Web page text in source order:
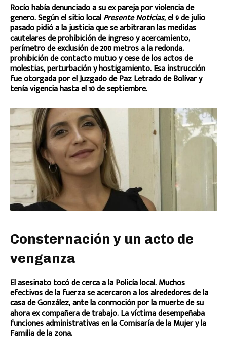
Rocío había denunciado a su ex pareja por violencia de
genero. Según el sitio localPresente Noticias, el 9 de julio
pasado pidió a la justicia que se arbitraran las medidas
cautelares de prohibición de ingreso y acercamiento,
perímetro de exclusión de 200 metros a la redonda,
prohibición de contacto mutuo y cese de los actos de
molestias, perturbación y hostigamiento. Esa instrucción
fue otorgada por el Juzgado de Paz Letrado de Bolívar y
tenía vigencia hasta el 10 de septiembre.
Consternación y un acto de
venganza
El asesinato tocó de cerca a la Policía local. Muchos
efectivos de la fuerza se acercaron a los alrededores de la
casa de González, ante la conmoción por la muerte de su
ahora ex compañera de trabajo. La víctima desempeñaba
funciones administrativas en la Comisaría de la Mujer y la
Familia de la zona.